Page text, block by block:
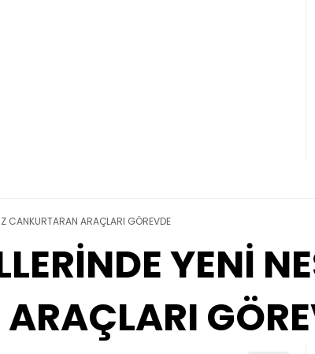
CANKURTARAN ARAÇLARI GÖREVDE
YENİ